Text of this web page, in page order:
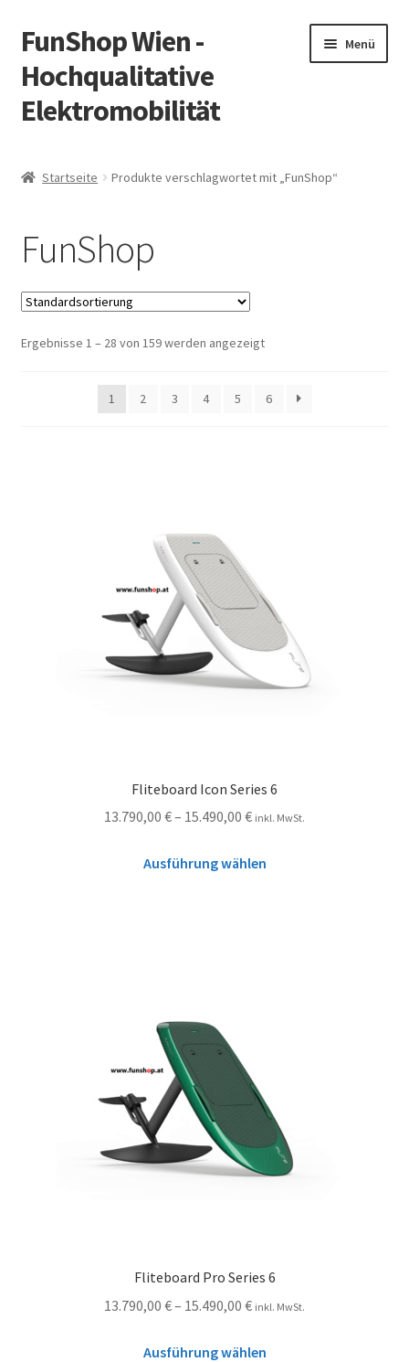
Zur
Navigation
springen
Zum
Inhalt
springen
FunShop Wien -
Hochqualitative
Elektromobilität
Menü
Vorsicht Internetbetrug
Über FunShop
Impressum
Zum Onlineshop in der Web Version
Startseite Produkte verschlagwortet mit „FunShop“
FunShop
Ergebnisse 1 – 28 von 159 werden angezeigt
1 2 3 4 5 6
Fliteboard Icon Series 6
13.790,00 €– 15.490,00 € inkl. MwSt.
Ausführung wählen
Fliteboard Pro Series 6
13.790,00 €– 15.490,00 € inkl. MwSt.
Ausführung wählen